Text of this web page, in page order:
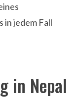
in jedem Fall
in Nepal